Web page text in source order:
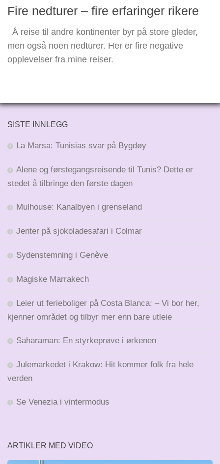
Fire nedturer – fire erfaringer rikere
Å reise til andre kontinenter byr på store gleder,
men også noen nedturer. Her er fire negative
opplevelser fra mine reiser.
SISTE INNLEGG
La Marsa: Tunisias svar på Bygdøy
Alene og førstegangsreisende til Tunis? Dette er
stedet å tilbringe den første dagen
Mulhouse: Kanalbyen i grenseland
Jenter på sjokoladesafari i Colmar
Sydenstemning i Genève
Magiske Marrakech
Leier ut ferieboliger på Costa Blanca: – Vi bor her,
kjenner området og tilbyr mer enn bare utleie
Saharaman: En styrkeprøve i ørkenen
Julemarkedet i Krakow: Hit kommer folk fra hele
verden
Se Venezia i vintermodus
ARTIKLER MED VIDEO